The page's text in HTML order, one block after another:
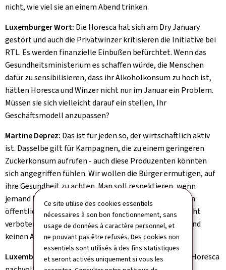
Ce site utilise des cookies essentiels
nécessaires à son bon fonctionnement, sans
usage de données à caractère personnel, et
ne pouvant pas être refusés. Des cookies non
essentiels sont utilisés à des fins statistiques
et seront activés uniquement si vous les
nicht, wie viel sie an einem Abend trinken.
Luxemburger Wort: Die Horesca hat sich am Dry January
gestört und auch die Privatwinzer kritisieren die Initiative bei
RTL. Es werden finanzielle Einbußen befürchtet. Wenn das
Gesundheitsministerium es schaffen würde, die Menschen
dafür zu sensibilisieren, dass ihr Alkoholkonsum zu hoch ist,
hätten Horesca und Winzer nicht nur im Januar ein Problem.
Müssen sie sich vielleicht darauf ein stellen, Ihr
Geschäftsmodell anzupassen?
Martine Deprez: Das ist für jeden so, der wirtschaftlich aktiv
ist. Dasselbe gilt für Kampagnen, die zu einem geringeren
Zuckerkonsum aufrufen - auch diese Produzenten könnten
sich angegriffen fühlen. Wir wollen die Bürger ermutigen, auf
ihre Gesundheit zu achten. Man soll respektieren, wenn
jemand keinen Alkohol trinken möchte. Das Rauchen in
öffentlichen Räumen ist verboten. Das Trinken soll nicht
verboten werden. Es muss aber normal sein, dass jemand
keinen Alkohol trinkt.
Luxemburger Wort:Inwiefern ist die Befürchtung der Horesca